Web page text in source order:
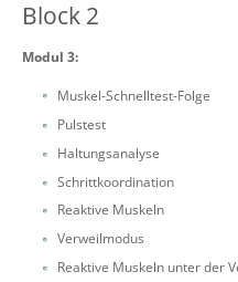
Block 2
Modul 3:
Muskel-Schnelltest-Folge
Pulstest
Haltungsanalyse
Schrittkoordination
Reaktive Muskeln
Verweilmodus
Reaktive Muskeln unter der